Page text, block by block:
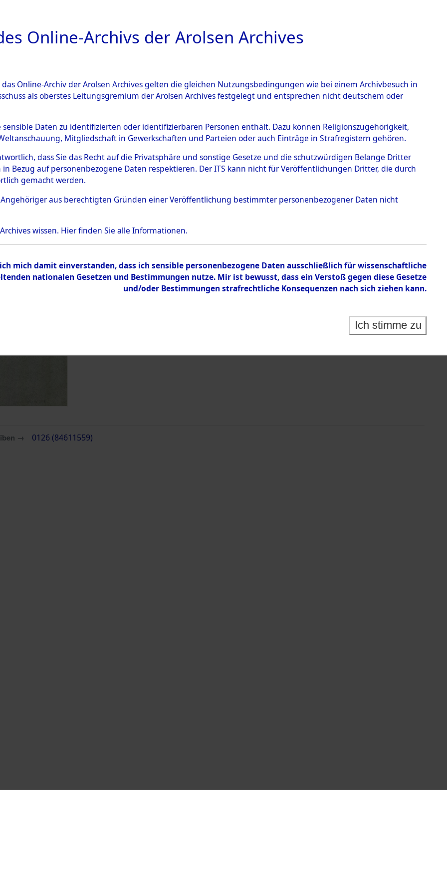
ARCHIVALE ÜBERSICHT BILD
aus den Ergebnissen der
→0001 (84611432)→0126
0126 (84611559)
Übergeordnetes
Auskunftserteilung aus den Ergebnissen der
→ 0126 (84611559)
Online-Archivs der Arolsen Archives
Online-Archiv der Arolsen Archives gelten die gleichen Nutzungsbedingungen wie bei einem Archivbesuch in
als oberstes Leitungsgremium der Arolsen Archives festgelegt und entsprechen nicht deutschem oder
sensible Daten zu identifizierten oder identifizierbaren Personen enthält. Dazu können Religionszugehörigkeit,
Mitgliedschaft in Gewerkschaften und Parteien oder auch Einträge in Strafregistern gehören.
dass Sie das Recht auf die Privatsphäre und sonstige Gesetze und die schutzwürdigen Belange Dritter
Bezug auf personenbezogene Daten respektieren. Der ITS kann nicht für Veröffentlichungen Dritter, die durch
gemacht werden.
Angehöriger aus berechtigten Gründen einer Veröffentlichung bestimmter personenbezogener Daten nicht
wissen. Hierfinden Sie alle Informationen.
mich damit einverstanden, dass ich sensible personenbezogene Daten ausschließlich für wissenschaftliche
nationalen Gesetzen und Bestimmungen nutze. Mir ist bewusst, dass ein Verstoß gegen diese Gesetze
und/oder Bestimmungen strafrechtliche Konsequenzen nach sich ziehen kann.
Ich stimme zu